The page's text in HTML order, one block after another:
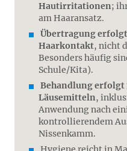
Hautirritationen;
am Haaransatz.
Übertragung
Haarkontakt, nicht
Besonders häufig
Schule/Kita).
Behandlung erfolgt
Läusemitteln,
Anwendung nach
kontrollierendem
Nissenkamm.